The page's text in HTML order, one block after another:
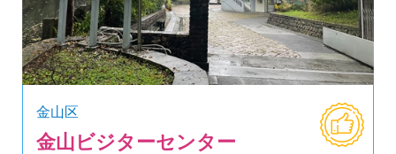
金山区
金山ビジターセンター